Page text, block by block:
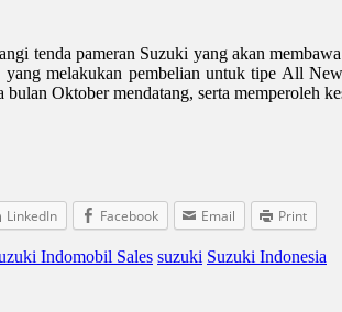
tenda pameran Suzuki yang akan
melakukan pembelian untuk tipe All
Oktober mendatang, serta memperoleh
LinkedIn Facebook Email Print
Indomobil Sales suzuki Suzuki Indonesia